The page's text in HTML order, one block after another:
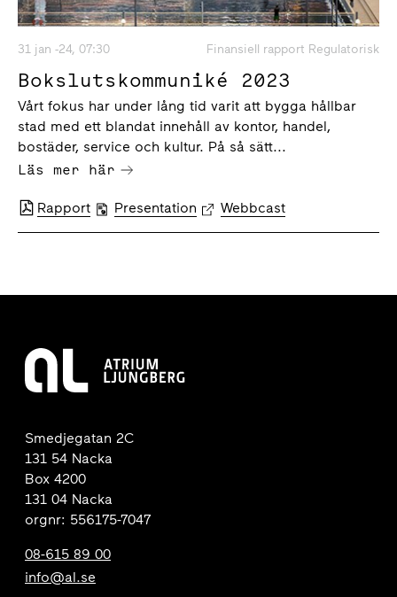
31 jan -24, 07:30 Finansiell rapport Regulatorisk
Bokslutskommuniké 2023
Vårt fokus har under lång tid varit att bygga hållbar
stad med ett blandat innehåll av kontor, handel,
bostäder, service och kultur. På så sätt...
Läs mer här
Rapport Presentation Webbcast
Smedjegatan 2C
131 54 Nacka
Box 4200
131 04 Nacka
orgnr: 556175-7047
08-615 89 00
info@al.se